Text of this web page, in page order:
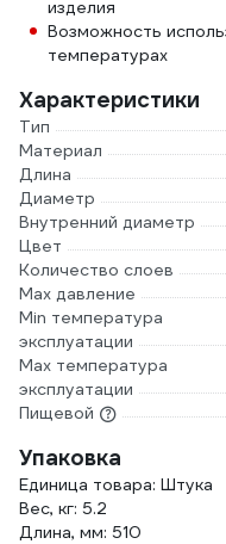
изделия
Возможность
температурах
Характеристики
Тип
Материал
Длина
Диаметр
Внутренний диаметр
Цвет
Количество слоев
Max давление
Min температура
эксплуатации
Мах температура
эксплуатации
Пищевой
Упаковка
Единица товара: Штука
Вес, кг: 5.2
Длина, мм: 510